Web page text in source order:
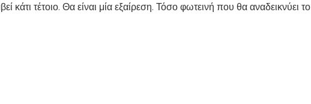
κάτι τέτοιο. Θα είναι μία εξαίρεση. Τόσο φωτεινή που θα αναδεικνύει το